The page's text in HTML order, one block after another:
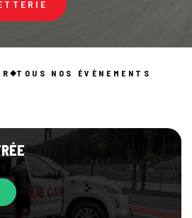
TOUS NOS ÉVÈNEMENTS